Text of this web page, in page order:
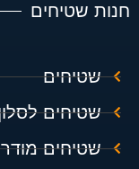
חנות שטיחים
שטיחים
שטיחים
שטיחים